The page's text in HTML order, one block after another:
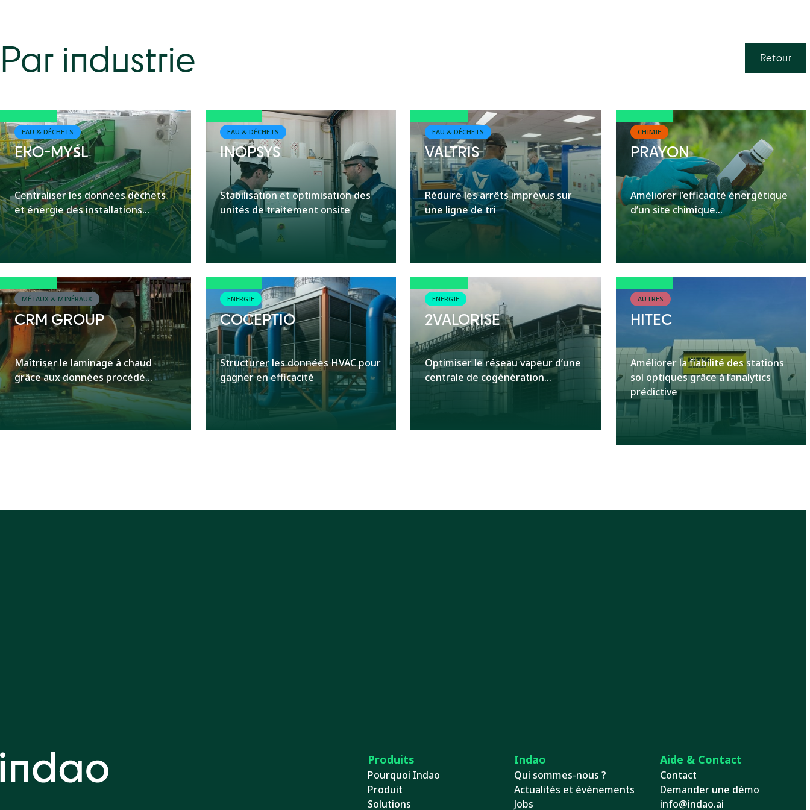
Énergie
Machines-Outils
Pâtes & Papiers
Par industrie Retour
EAU & DÉCHETS
EKO-MYŚL
Centraliser les données déchets
et énergie des installations...
EAU & DÉCHETS
INOPSYS
Stabilisation et optimisation des
unités de traitement onsite
EAU & DÉCHETS
VALTRIS
Réduire les arrêts imprévus sur
une ligne de tri
CHIMIE
PRAYON
Améliorer l’efficacité énergétique
d’un site chimique...
MÉTAUX & MINÉRAUX
CRM GROUP
Maîtriser le laminage à chaud
grâce aux données procédé...
ENERGIE
COCEPTIO
Structurer les données HVAC pour
gagner en efficacité
ENERGIE
2VALORISE
Optimiser le réseau vapeur d’une
centrale de cogénération...
AUTRES
HITEC
Améliorer la fiabilité des stations
sol optiques grâce à l’analytics
prédictive
Produits
Pourquoi Indao
Produit
Solutions
Indao
Qui sommes-nous ?
Actualités et évènements
Jobs
Aide & Contact
Contact
Demander une démo
info@indao.ai